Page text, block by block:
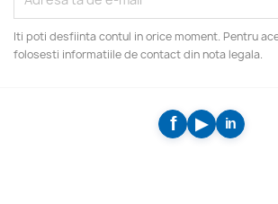
Iti poti desfiinta contul in orice moment. Pentru
folosesti informatiile de contact din nota legala.